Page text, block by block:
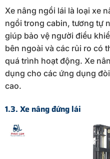
Xe nâng ngồi lái là loại xe
ngồi trong cabin, tương tự
giúp bảo vệ người điều
bên ngoài và các rủi ro có
quá trình hoạt động. Xe
dụng cho các ứng dụng
cao.
1.3. Xe nâng đứng lái